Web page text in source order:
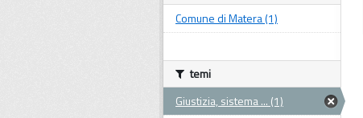
Comune di Matera (1)
temi
Giustizia, sistema ... (1)